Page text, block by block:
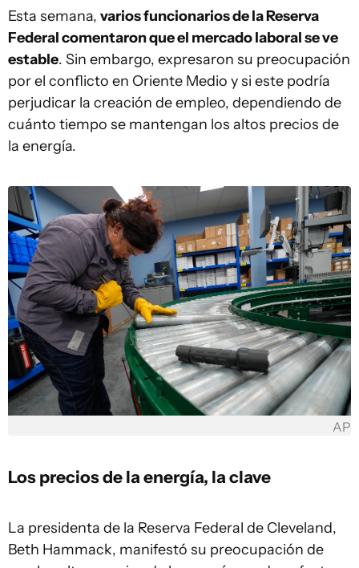
Esta semana, varios funcionarios de la Reserva
Federal comentaron que el mercado laboral se ve
estable. Sin embargo, expresaron su preocupación
por el conflicto en Oriente Medio y si este podría
perjudicar la creación de empleo, dependiendo de
cuánto tiempo se mantengan los altos precios de
la energía.
AP
Los precios de la energía, la clave
La presidenta de la Reserva Federal de Cleveland,
Beth Hammack, manifestó su preocupación de